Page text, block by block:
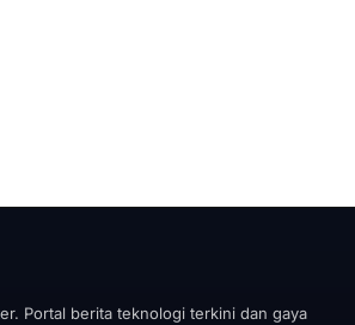
Portal berita teknologi terkini dan gaya